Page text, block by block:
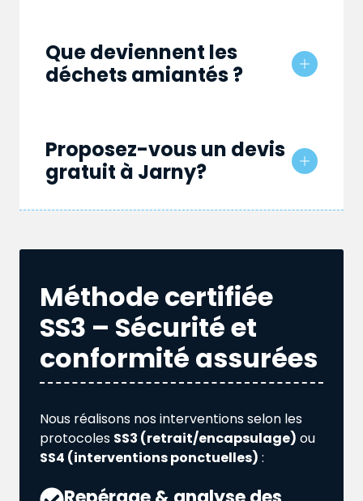
Que deviennent les
déchets amiantés ?
Proposez-vous un devis
gratuit à Jarny?
Méthode certifiée
SS3 – Sécurité et
conformité assurées
Nous réalisons nos interventions selon les
protocoles SS3 (retrait/encapsulage) ou
SS4 (interventions ponctuelles) :